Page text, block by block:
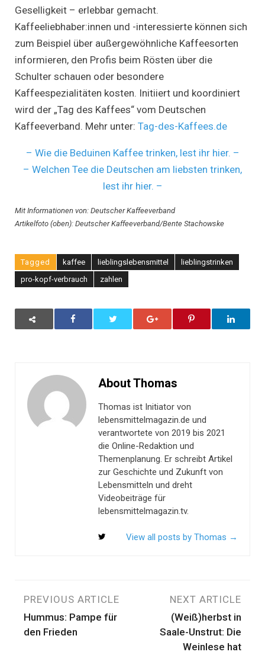
Geselligkeit – erlebbar gemacht.
Kaffeeliebhaber:innen und -interessierte können sich
zum Beispiel über außergewöhnliche Kaffeesorten
informieren, den Profis beim Rösten über die
Schulter schauen oder besondere
Kaffeespezialitäten kosten. Initiiert und koordiniert
wird der „Tag des Kaffees“ vom Deutschen
Kaffeeverband. Mehr unter: Tag-des-Kaffees.de
– Wie die Beduinen Kaffee trinken, lest ihr hier. –
– Welchen Tee die Deutschen am liebsten trinken,
lest ihr hier. –
Mit Informationen von: Deutscher Kaffeeverband
Artikelfoto (oben): Deutscher Kaffeeverband/Bente Stachowske
Tagged kaffee lieblingslebensmittel
lieblingstrinken
pro-kopf-verbrauch
zahlen
About Thomas
Thomas ist Initiator von
lebensmittelmagazin.de und
verantwortete von 2019 bis 2021
die Online-Redaktion und
Themenplanung. Er schreibt Artikel
zur Geschichte und Zukunft von
Lebensmitteln und dreht
Videobeiträge für
lebensmittelmagazin.tv.
View all posts by Thomas →
Beitragsnavigation
PREVIOUS ARTICLE
Hummus: Pampe für
den Frieden
NEXT ARTICLE
(Weiß)herbst in
Saale-Unstrut: Die
Weinlese hat